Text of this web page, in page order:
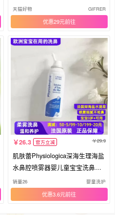
天猫好物 GIFRER
优惠29元
26.3 官方立减 29.9
肌肤蕾Physiologica深海生理海盐
水鼻腔喷雾器婴儿童宝宝洗鼻子
水
销量26 婴童洗护
优惠3.6元